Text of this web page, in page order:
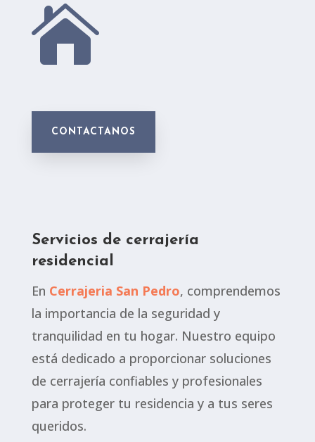

CONTACTANOS
Servicios de cerrajería
residencial
En Cerrajeria San Pedro, comprendemos
la importancia de la seguridad y
tranquilidad en tu hogar. Nuestro equipo
está dedicado a proporcionar soluciones
de cerrajería confiables y profesionales
para proteger tu residencia y a tus seres
queridos.